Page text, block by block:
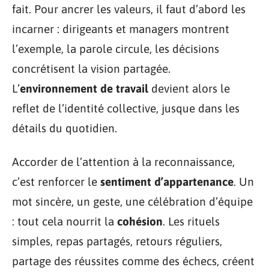
fait. Pour ancrer les valeurs, il faut d’abord les
incarner : dirigeants et managers montrent
l’exemple, la parole circule, les décisions
concrétisent la vision partagée.
L’environnement de travail devient alors le
reflet de l’identité collective, jusque dans les
détails du quotidien.
Accorder de l’attention à la reconnaissance,
c’est renforcer le sentiment d’appartenance. Un
mot sincère, un geste, une célébration d’équipe
: tout cela nourrit la cohésion. Les rituels
simples, repas partagés, retours réguliers,
partage des réussites comme des échecs, créent